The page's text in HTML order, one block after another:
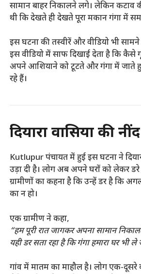
सामान बाहर निकालने लगे। लेकिन कटाव
थी कि देखते ही देखते पूरा मकान गंगा में
इस घटना की तस्वीरें और वीडियो भी
इस वीडियो में साफ दिखाई देता है कि कैसे
अपने आशियाने को टूटते और गंगा में
रहे हैं।
दियारा वासियों की
Kutlupur पंचायत में हुई इस घटना ने
उड़ा दी है। लोग अब अपने घरों को लेकर
ग्रामीणों का कहना है कि उन्हें डर है कि
का न हो।
एक ग्रामीण ने कहा,
“हम पूरी रात जागकर अपना सामान
यही डर सता रहा है कि गंगा हमारा घर भी ले
गांव में मातम का माहौल है। लोग एक-दूसरे